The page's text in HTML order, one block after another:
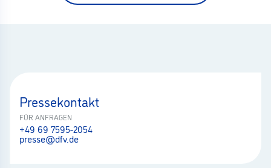
Pressekontakt
FÜR ANFRAGEN
+49 69 7595-2054
presse@dfv.de